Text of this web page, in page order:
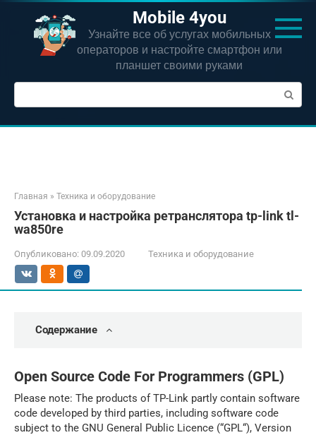
Перейти
контенту
Mobile 4you
Узнайте все об услугах мобильных
операторов и настройте смартфон или
планшет своими руками
Поиск:
Главная » Техника и оборудование
Установка и настройка ретранслятора tp-link tl-
wa850re
Опубликовано: 09.09.2020 Техника и оборудование
Содержание
Open Source Code For Programmers (GPL)
Please note: The products of TP-Link partly contain software
code developed by third parties, including software code
subject to the GNU General Public Licence (“GPL“), Version